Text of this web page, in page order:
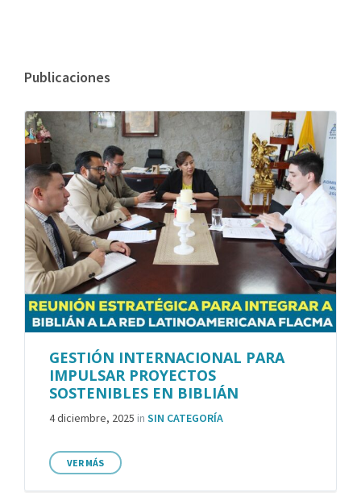
Publicaciones
GESTIÓN INTERNACIONAL PARA
IMPULSAR PROYECTOS
SOSTENIBLES EN BIBLIÁN
4 diciembre, 2025 in SIN CATEGORÍA
VER MÁS